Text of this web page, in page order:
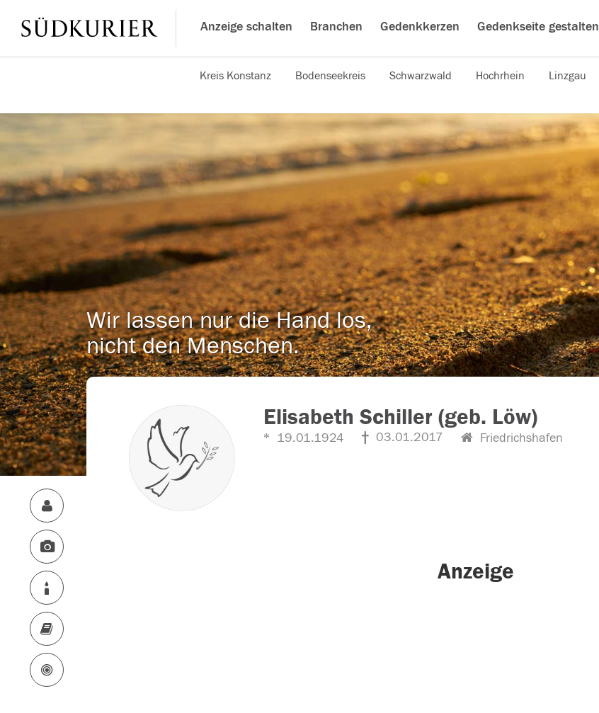
Anzeige schalten Branchen Gedenkkerzen Gedenkseite gestalten
Kreis Konstanz Bodenseekreis Schwarzwald Hochrhein Linzgau
Wir lassen nur die Hand los,
nicht den Menschen.
Elisabeth Schiller (geb. Löw)
19.01.1924 03.01.2017 Friedrichshafen
Anzeige